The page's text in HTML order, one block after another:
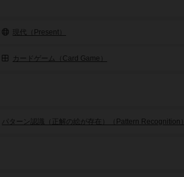
現代（Present）
カードゲーム（Card Game）
パターン認識（正解の絵が存在）（Pattern Recognition）